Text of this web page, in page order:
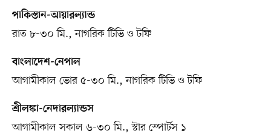
পাকিস্তান-আয়ারল্যান্ড
রাত ৮-৩০ মি., নাগরিক টিভি ও টফি
বাংলাদেশ-নেপাল
আগামীকাল ভোর ৫-৩০ মি., নাগরিক টিভি ও টফি
শ্রীলঙ্কা-নেদারল্যান্ডস
আগামীকাল সকাল ৬-৩০ মি., স্টার স্পোর্টস ১